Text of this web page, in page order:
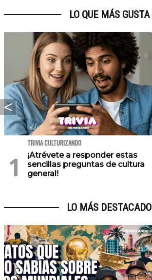
LO QUE MÁS GUSTA
TRIVIA CULTURIZANDO
¡Atrévete a responder estas
sencillas preguntas de cultura
general!
LO MÁS DESTACADO